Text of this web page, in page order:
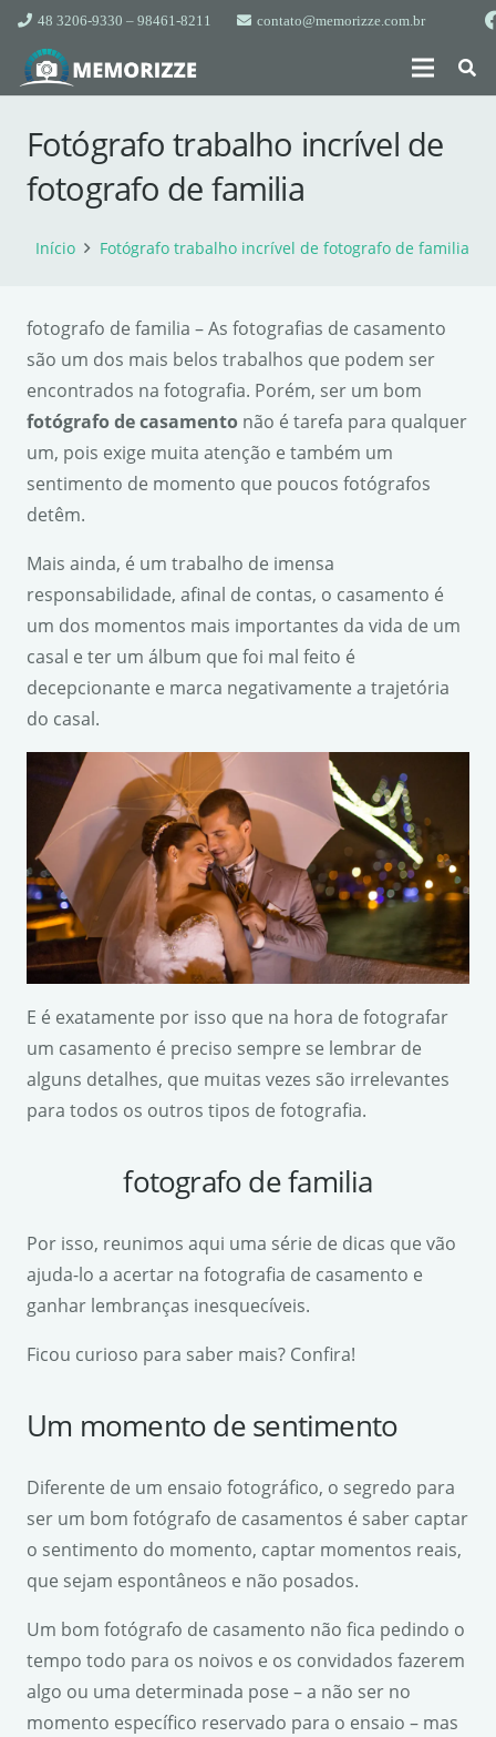
48 3206-9330 – 98461-8211 contato@memorizze.com.br
Fotógrafo trabalho incrível de
fotografo de familia
Início Fotógrafo trabalho incrível de fotografo de familia
fotografo de familia – As fotografias de casamento
são um dos mais belos trabalhos que podem ser
encontrados na fotografia. Porém, ser um bom
fotógrafo de casamento não é tarefa para qualquer
um, pois exige muita atenção e também um
sentimento de momento que poucos fotógrafos
detêm.
Mais ainda, é um trabalho de imensa
responsabilidade, afinal de contas, o casamento é
um dos momentos mais importantes da vida de um
casal e ter um álbum que foi mal feito é
decepcionante e marca negativamente a trajetória
do casal.
E é exatamente por isso que na hora de fotografar
um casamento é preciso sempre se lembrar de
alguns detalhes, que muitas vezes são irrelevantes
para todos os outros tipos de fotografia.
fotografo de familia
Por isso, reunimos aqui uma série de dicas que vão
ajuda-lo a acertar na fotografia de casamento e
ganhar lembranças inesquecíveis.
Ficou curioso para saber mais? Confira!
Um momento de sentimento
Diferente de um ensaio fotográfico, o segredo para
ser um bom fotógrafo de casamentos é saber captar
o sentimento do momento, captar momentos reais,
que sejam espontâneos e não posados.
Um bom fotógrafo de casamento não fica pedindo o
tempo todo para os noivos e os convidados fazerem
algo ou uma determinada pose – a não ser no
momento específico reservado para o ensaio – mas